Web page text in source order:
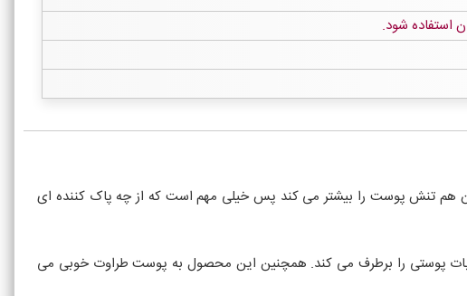
استفاده شود.
هم تنش پوست را بیشتر می کند پس خیلی مهم است که از چه پاک کننده ای
پوستی را برطرف می کند. همچنین این محصول به پوست طراوت خوبی می